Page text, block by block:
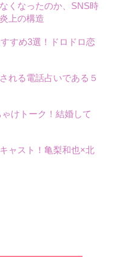
くなったのか、SNS時
上の構造
すめ3選！ドロドロ恋
れる電話占いである５
けトーク！結婚して
ャスト！亀梨和也×北